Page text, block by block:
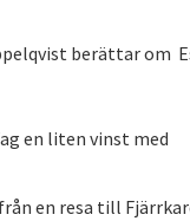
berättar om
en liten vinst med
en resa till